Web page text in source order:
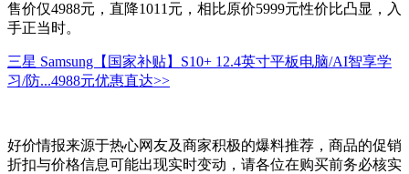
售价仅4988元，直降1011元，相比原价5999元性价比凸显，入
手正当时。
三星 Samsung【国家补贴】S10+ 12.4英寸平板电脑/AI智享学
习/防...4988元优惠直达>>
好价情报来源于热心网友及商家积极的爆料推荐，商品的促销
折扣与价格信息可能出现实时变动，请各位在购买前务必核实